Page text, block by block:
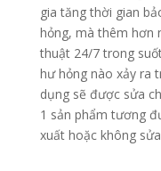
gia tăng thời gian
hỏng, mà thêm hơn
thuật 24/7 trong
hư hỏng nào xảy ra
dụng sẽ được sửa
1 sản phẩm tương
xuất hoặc không